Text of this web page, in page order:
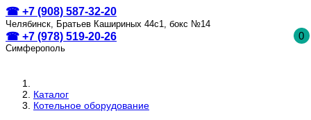
☎ +7 (908) 587-32-20
Челябинск, Братьев Кашириных 44с1, бокс №14
☎ +7 (978) 519-20-26
Симферополь
0
Каталог
Котельное оборудование